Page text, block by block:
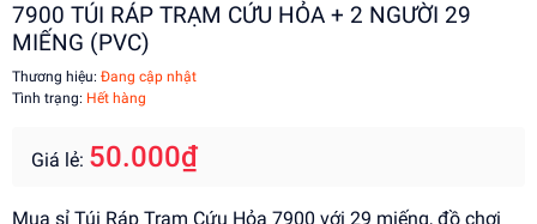
7900 TÚI RÁP TRẠM CỨU HỎA + 2 NGƯỜI 29
MIẾNG (PVC)
Thương hiệu: Đang cập nhật
Tình trạng: Hết hàng
Giá lẻ: 50.000₫
Mua sỉ Túi Ráp Trạm Cứu Hỏa 7900 với 29 miếng, đồ chơi